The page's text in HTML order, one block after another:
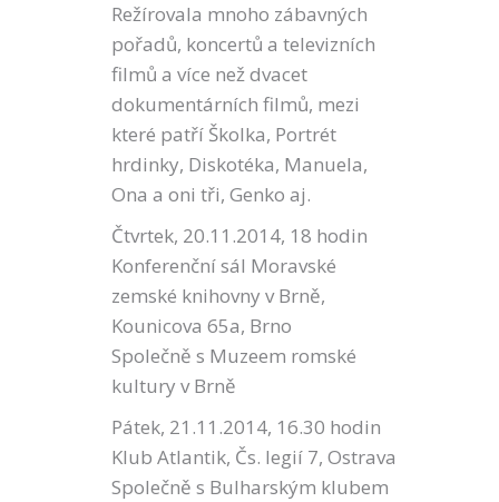
Režírovala mnoho zábavných
pořadů, koncertů a televizních
filmů a více než dvacet
dokumentárních filmů, mezi
které patří Školka, Portrét
hrdinky, Diskotéka, Manuela,
Ona a oni tři, Genko aj.
Čtvrtek, 20.11.2014, 18 hodin
Konferenční sál Moravské
zemské knihovny v Brně,
Kounicova 65a, Brno
Společně s Muzeem romské
kultury v Brně
Pátek, 21.11.2014, 16.30 hodin
Klub Atlantik, Čs. legií 7, Ostrava
Společně s Bulharským klubem